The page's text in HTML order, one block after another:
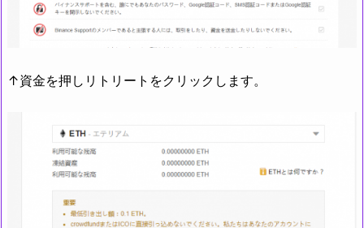
↑資金を押しリトリートをクリックします。